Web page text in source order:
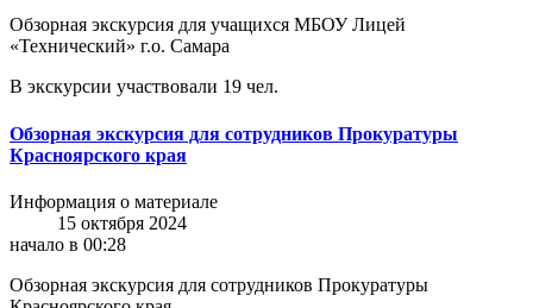
Обзорная экскурсия для учащихся МБОУ Лицей
«Технический» г.о. Самара
В экскурсии участвовали 19 чел.
Обзорная экскурсия для сотрудников Прокуратуры
Красноярского края
Информация о материале
15 октября 2024
начало в 00:28
Обзорная экскурсия для сотрудников Прокуратуры